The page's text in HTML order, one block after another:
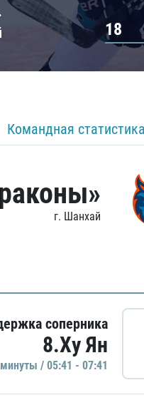
18
Командная статистика
г. Шанхай
соперника
8.Ху Ян
/ 05:41 - 07:41